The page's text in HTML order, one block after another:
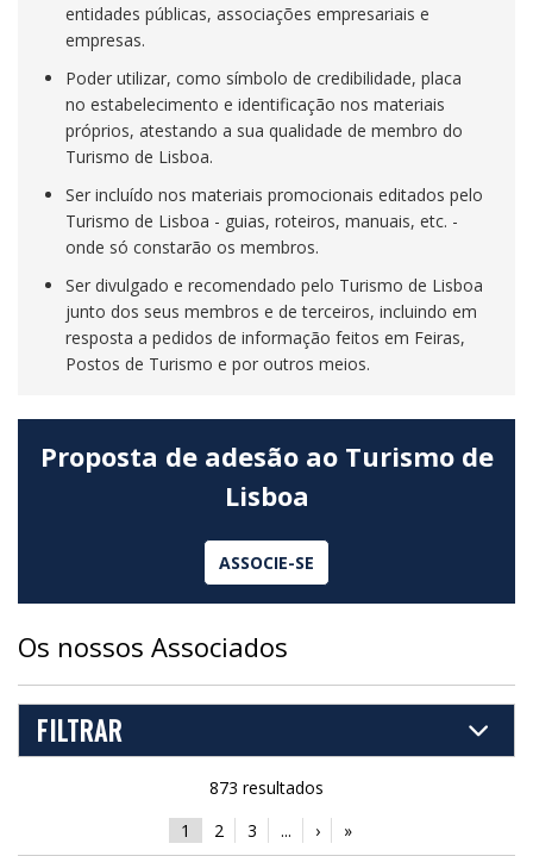
entidades públicas, associações empresariais e
empresas.
Poder utilizar, como símbolo de credibilidade, placa
no estabelecimento e identificação nos materiais
próprios, atestando a sua qualidade de membro do
Turismo de Lisboa.
Ser incluído nos materiais promocionais editados pelo
Turismo de Lisboa - guias, roteiros, manuais, etc. -
onde só constarão os membros.
Ser divulgado e recomendado pelo Turismo de Lisboa
junto dos seus membros e de terceiros, incluindo em
resposta a pedidos de informação feitos em Feiras,
Postos de Turismo e por outros meios.
Proposta de adesão ao Turismo de
Lisboa
ASSOCIE-SE
Os nossos Associados
FILTRAR
873 resultados
1
2 3 ... › »